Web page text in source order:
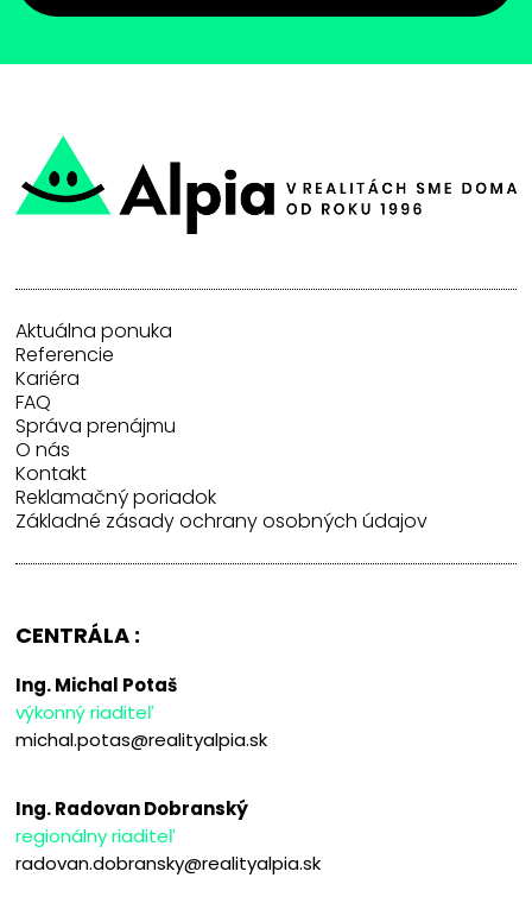
Aktuálna ponuka
Referencie
Kariéra
FAQ
Správa prenájmu
O nás
Kontakt
Reklamačný poriadok
Základné zásady ochrany osobných údajov
CENTRÁLA :
Ing. Michal Potaš
výkonný riaditeľ
michal.potas@realityalpia.sk
Ing. Radovan Dobranský
regionálny riaditeľ
radovan.dobransky@realityalpia.sk